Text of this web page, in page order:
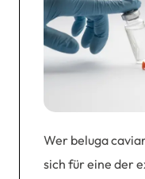
Wer beluga
sich für eine der